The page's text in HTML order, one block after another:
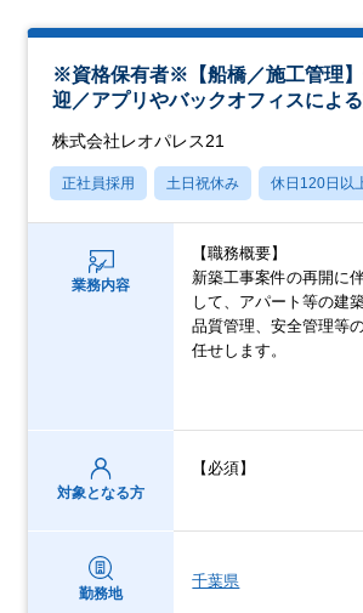
※資格保有者※【船橋／施工管理
迎／アプリやバックオフィスによ
株式会社レオパレス21
正社員採用 土日祝休み 休日120日以
業務内容
【職務概要】
新築工事案件の再開に
して、アパート等の建
品質管理、安全管理等
任せします。
対象となる方
【必須】
勤務地
千葉県